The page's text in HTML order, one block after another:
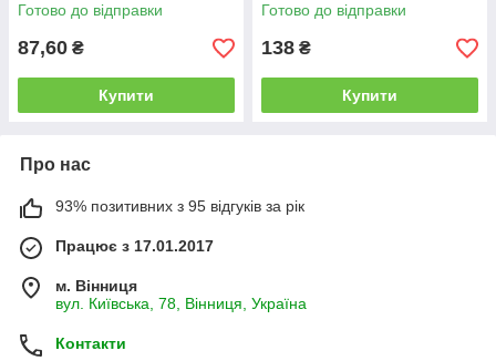
Готово до відправки
87,60 ₴
Купити
Готово до відправки
138 ₴
Купити
Про нас
93% позитивних з 95 відгуків за рік
Працює з 17.01.2017
м. Вінниця
вул. Київська, 78, Вінниця, Україна
Контакти